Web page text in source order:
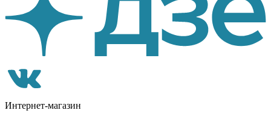
Интернет-магазин